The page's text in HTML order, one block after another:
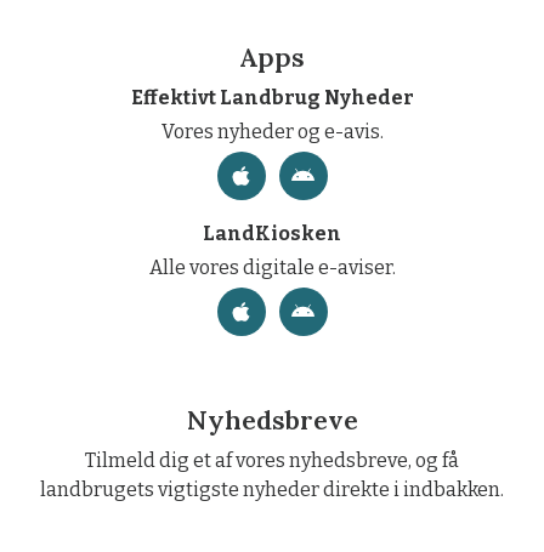
Apps
Effektivt Landbrug Nyheder
Vores nyheder og e-avis.
LandKiosken
Alle vores digitale e-aviser.
Nyhedsbreve
Tilmeld dig et af vores nyhedsbreve, og få
landbrugets vigtigste nyheder direkte i indbakken.